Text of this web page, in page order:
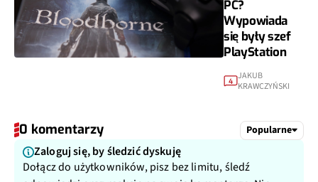
Wypowiada
się były szef
PlayStation
4 JAKUB
KRAWCZYŃSKI
0 komentarzy Popularne
Zaloguj się, by śledzić dyskuję
Dołącz do użytkowników, pisz bez limitu, śledź